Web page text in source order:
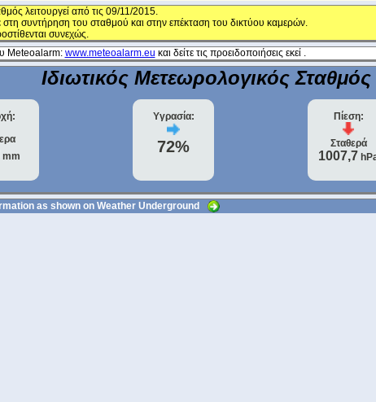
λειτουργεί από τις 09/11/2015.
συντήρηση του σταθμού και στην επέκταση του δικτύου καμερών.
συνεχώς.
Meteoalarm: www.meteoalarm.eu και δείτε τις προειδοποιήσεις εκεί .
Ιδιωτικός Μετεωρολογικός
mm
Υγρασία:
72%
Πίεση:
Σταθερά
1007,7
as shown on Weather Underground